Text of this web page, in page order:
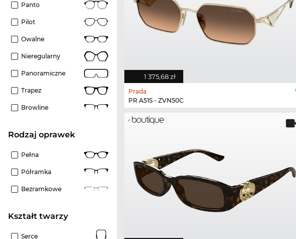
Panto
Pilot
Owalne
Nieregularny
Panoramiczne
Trapez
Browline
rodzaj oprawek
Pełna
Półramka
Bezramkowe
kształt twarzy
Serce
1 375,68 zł
Prada
PR A51S - ZVN50C